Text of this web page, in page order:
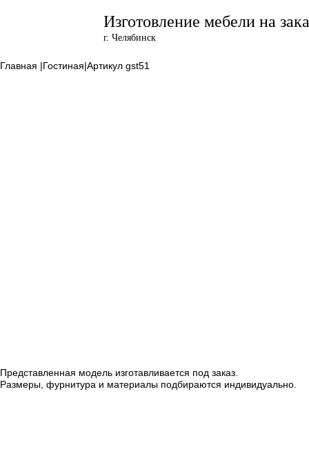
Изготовление мебели на
г. Челябинск
Главная |Гостиная|Артикул gst51
Представленная модель изготавливается под заказ.
Размеры, фурнитура и материалы подбираются индивидуально.